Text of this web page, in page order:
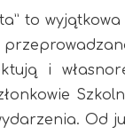
to
i
Od